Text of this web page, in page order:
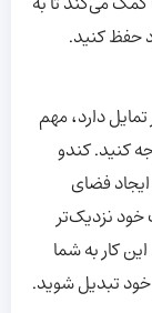
حفظ کنید.
دارد، مهم
کنید. کندو
فضای
خود نزدیک‌تر
کار به شما
تبدیل شوید.